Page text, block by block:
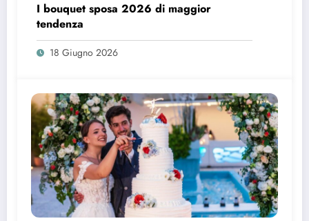
I bouquet sposa 2026 di maggior
tendenza
18 Giugno 2026